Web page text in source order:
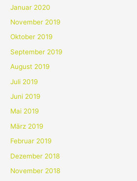
Januar 2020
November 2019
Oktober 2019
September 2019
August 2019
Juli 2019
Juni 2019
Mai 2019
März 2019
Februar 2019
Dezember 2018
November 2018